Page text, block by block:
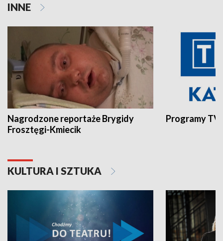
INNE
Nagrodzone reportaże Brygidy
Frosztęgi-Kmiecik
Programy
KULTURA I SZTUKA